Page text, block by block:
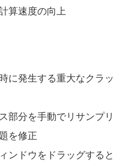
算速度の向上
に発生する重大なクラッ
部分を手動でリサンプリ
を修正
ンドウをドラッグすると